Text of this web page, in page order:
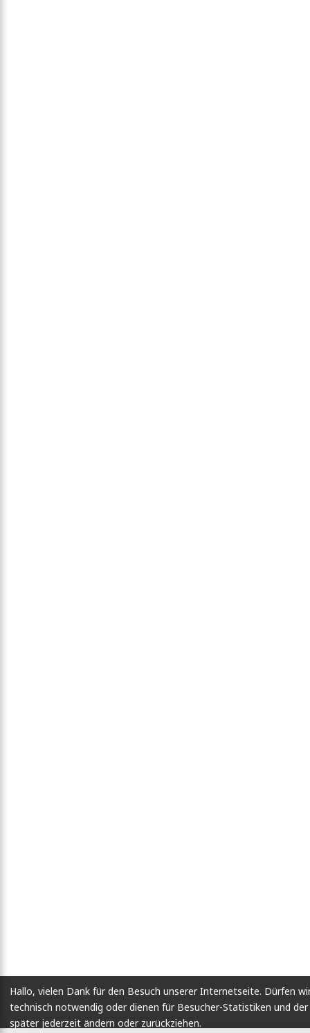
Hallo, vielen Dank für den Besuch unserer Internetseite. Dürfen
technisch notwendig oder dienen für Besucher-Statistiken und
später jederzeit ändern oder zurückziehen.